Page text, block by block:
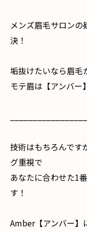
メンズ眉毛サロン
決！
垢抜けたいなら眉毛
モテ眉は【アンバー
技術はもちろんです
グ重視で
あなたに合わせた1
す！
Amber【アンバー】